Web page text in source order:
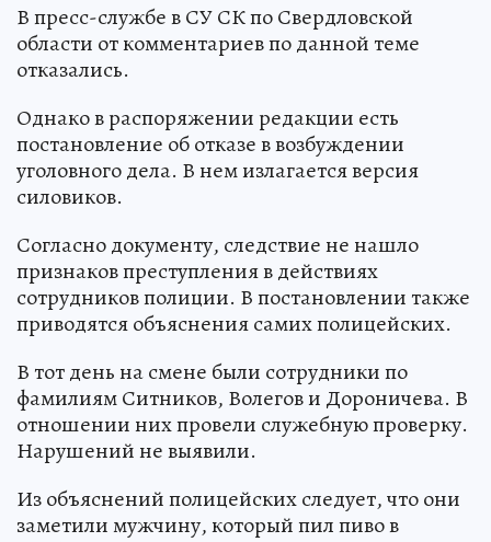
В пресс-службе в СУ СК по Свердловской
области от комментариев по данной теме
отказались.
Однако в распоряжении редакции есть
постановление об отказе в возбуждении
уголовного дела. В нем излагается версия
силовиков.
Согласно документу, следствие не нашло
признаков преступления в действиях
сотрудников полиции. В постановлении также
приводятся объяснения самих полицейских.
В тот день на смене были сотрудники по
фамилиям Ситников, Волегов и Дороничева. В
отношении них провели служебную проверку.
Нарушений не выявили.
Из объяснений полицейских следует, что они
заметили мужчину, который пил пиво в